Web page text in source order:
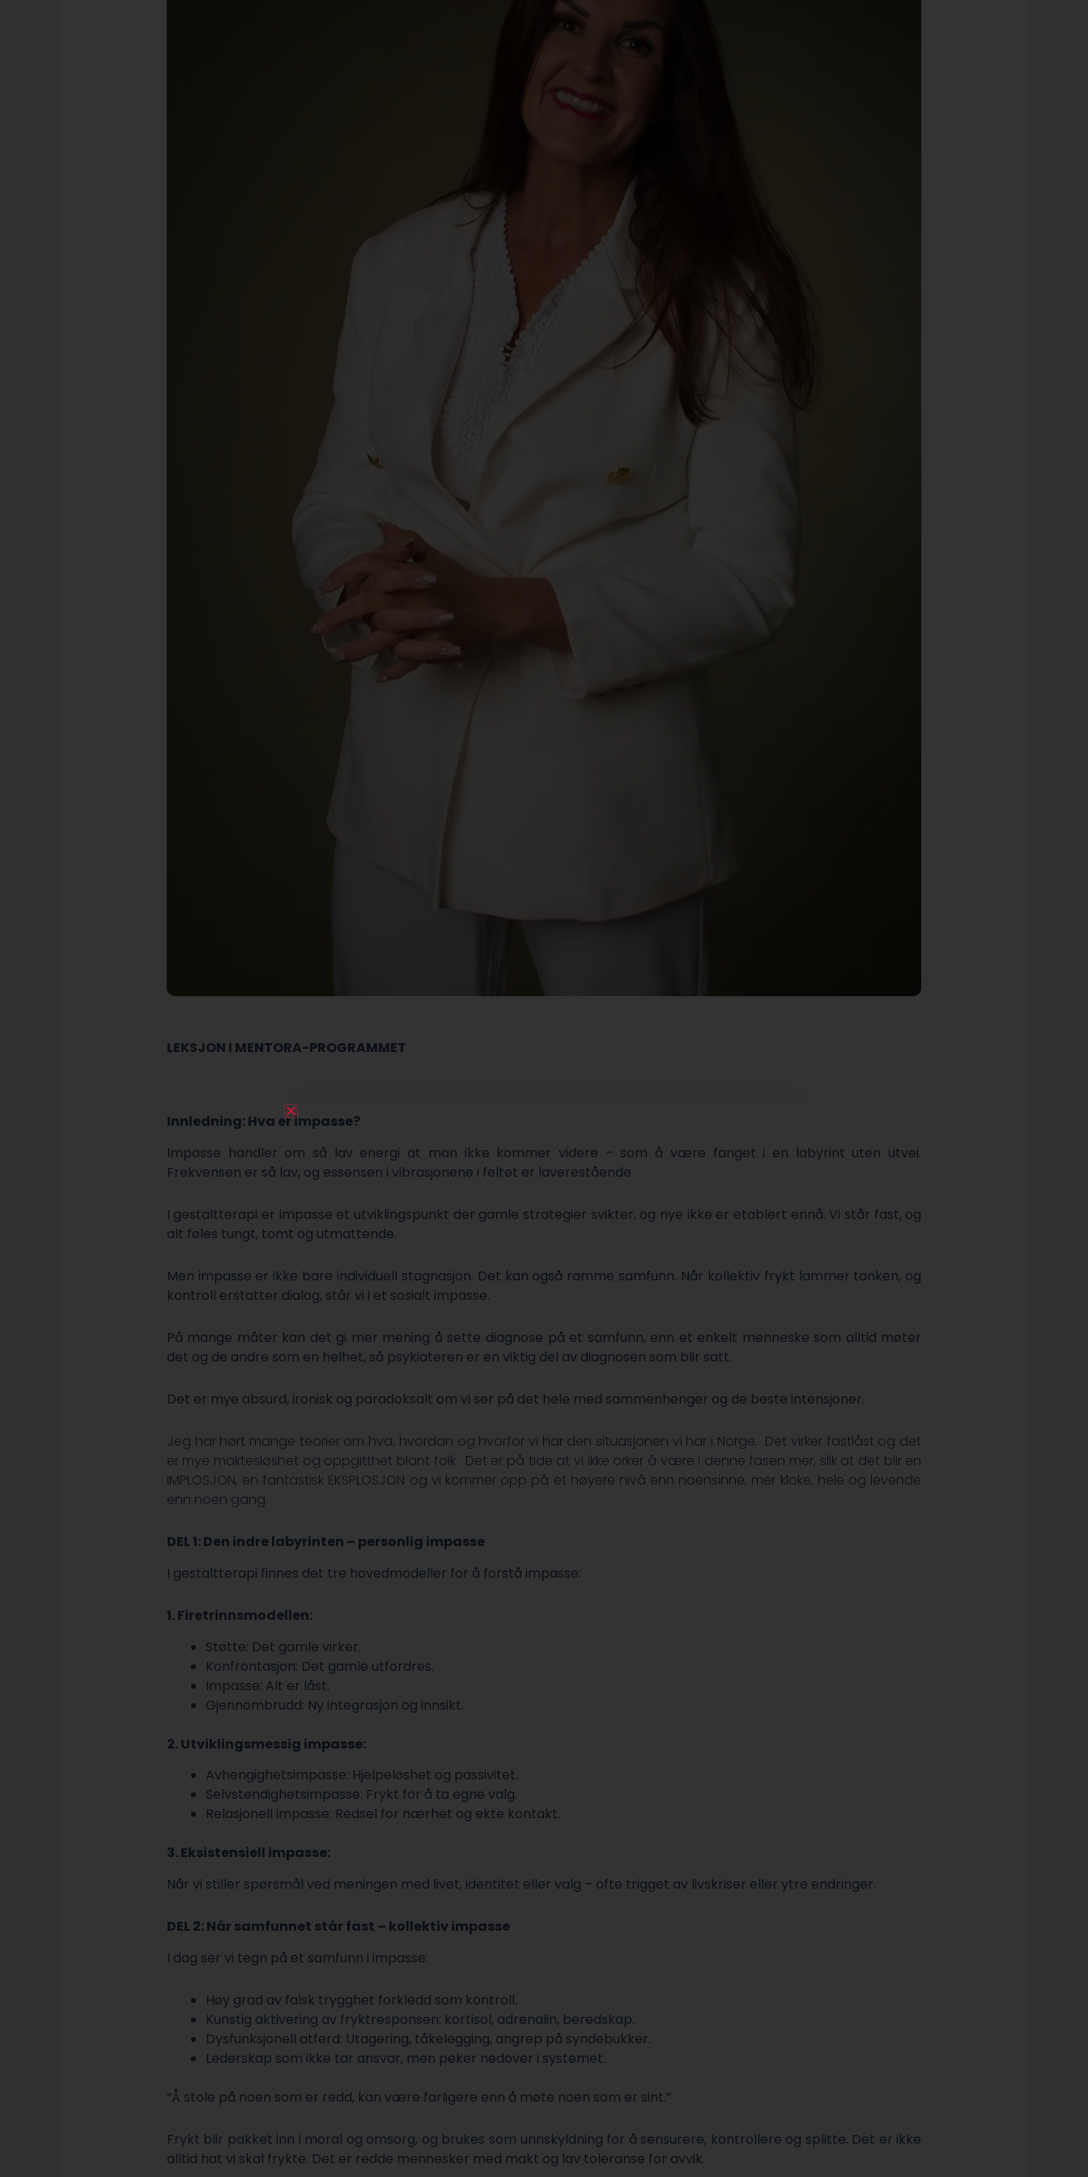
LEKSJON I MENTORA-PROGRAMMET
Innledning: Hva er impasse?
Impasse handler om så lav energi at man ikke kommer videre – som å være fanget i en labyrint uten utvei.
Frekvensen er så lav, og essensen i vibrasjonene i feltet er laverestående.
I gestaltterapi er impasse et utviklingspunkt der gamle strategier svikter, og nye ikke er etablert ennå. Vi står fast, og
alt føles tungt, tomt og utmattende.
Men impasse er ikke bare individuell stagnasjon. Det kan også ramme samfunn. Når kollektiv frykt lammer tanken, og
kontroll erstatter dialog, står vi i et sosialt impasse.
På mange måter kan det gi mer mening å sette diagnose på et samfunn, enn et enkelt menneske som alltid møter
det og de andre som en helhet, så psykiateren er en viktig del av diagnosen som blir satt.
Det er mye absurd, ironisk og paradoksalt om vi ser på det hele med sammenhenger og de beste intensjoner.
Jeg har hørt mange teorier om hva, hvordan og hvorfor vi har den situasjonen vi har i Norge. Det virker fastlåst og det
er mye maktesløshet og oppgitthet blant folk. Det er på tide at vi ikke orker å være i denne fasen mer, slik at det blir en
IMPLOSJON, en fantastisk EKSPLOSJON og vi kommer opp på et høyere nivå enn noensinne, mer kloke, hele og levende
enn noen gang.
DEL 1: Den indre labyrinten – personlig impasse
I gestaltterapi finnes det tre hovedmodeller for å forstå impasse:
1. Firetrinnsmodellen:
Støtte: Det gamle virker.
Konfrontasjon: Det gamle utfordres.
Impasse: Alt er låst.
Gjennombrudd: Ny integrasjon og innsikt.
2. Utviklingsmessig impasse:
Avhengighetsimpasse: Hjelpeløshet og passivitet.
Selvstendighetsimpasse: Frykt for å ta egne valg.
Relasjonell impasse: Redsel for nærhet og ekte kontakt.
3. Eksistensiell impasse:
Når vi stiller spørsmål ved meningen med livet, identitet eller valg – ofte trigget av livskriser eller ytre endringer.
DEL 2: Når samfunnet står fast – kollektiv impasse
I dag ser vi tegn på et samfunn i impasse:
Høy grad av falsk trygghet forkledd som kontroll.
Kunstig aktivering av fryktresponsen: kortisol, adrenalin, beredskap.
Dysfunksjonell atferd: Utagering, tåkelegging, angrep på syndebukker.
Lederskap som ikke tar ansvar, men peker nedover i systemet.
“Å stole på noen som er redd, kan være farligere enn å møte noen som er sint.”
Frykt blir pakket inn i moral og omsorg, og brukes som unnskyldning for å sensurere, kontrollere og splitte. Det er ikke
alltid hat vi skal frykte. Det er redde mennesker med makt og lav toleranse for avvik.